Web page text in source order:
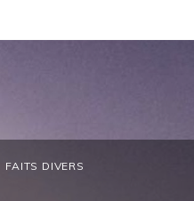
FAITS DIVERS